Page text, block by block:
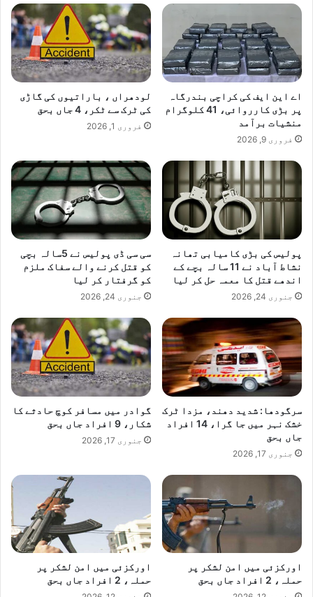
اے این ایف کی کراچی بندرگاہ
پر بڑی کارروائی، 41 کلوگرام
منشیات برآمد
فروری 9, 2026
لودھراں ، باراتیوں کی گاڑی
کی ٹرک سے ٹکر، 4 جاں بحق
فروری 1, 2026
پولیس کی بڑی کامیابی تھانہ
نشاط آباد نے 11 سالہ بچے کے
اندھے قتل کا معمہ حل کر لیا
جنوری 24, 2026
سی سی ڈی پولیس نے 5سالہ بچی
کو قتل کرنے والے سفاک ملزم
کو گرفتار کر لیا
جنوری 24, 2026
سرگودھا: شدید دھند، مزدا ٹرک
خشک نہر میں جا گرا، 14 افراد
جاں بحق
جنوری 17, 2026
گوادر میں مسافر کوچ حادثے کا
شکار، 9 افراد جاں بحق
جنوری 17, 2026
اورکزئی میں امن لشکر پر
حملہ، 2 افراد جاں بحق
اورکزئی میں امن لشکر پر
حملہ، 2 افراد جاں بحق